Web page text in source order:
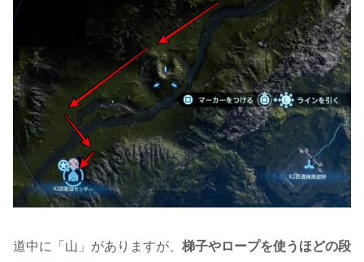
道中に「山」がありますが、 梯子やロープを使うほどの段